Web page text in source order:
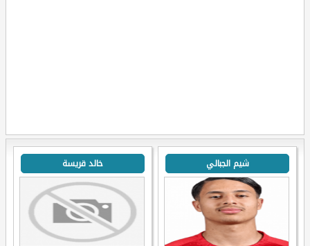
شيم الجبالي خالد قريسة